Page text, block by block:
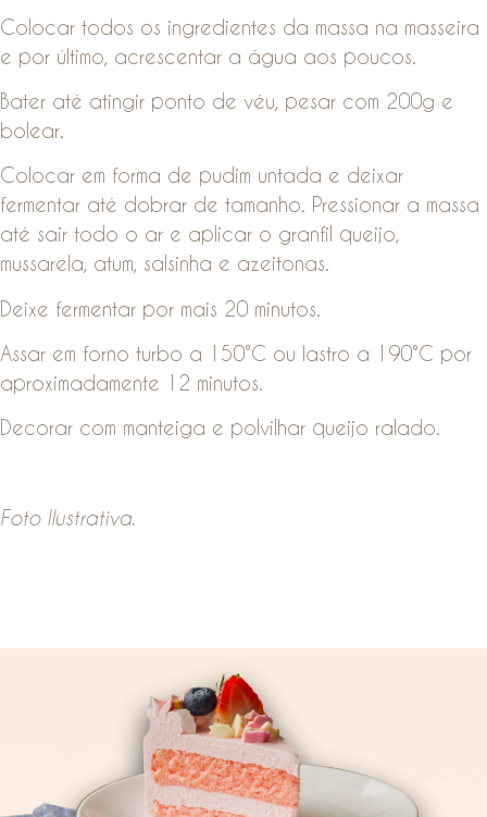
Colocar todos os ingredientes da massa na masseira
e por último, acrescentar a água aos poucos.
Bater até atingir ponto de véu, pesar com 200g e
bolear.
Colocar em forma de pudim untada e deixar
fermentar até dobrar de tamanho. Pressionar a massa
até sair todo o ar e aplicar o granfil queijo,
mussarela, atum, salsinha e azeitonas.
Deixe fermentar por mais 20 minutos.
Assar em forno turbo a 150°C ou lastro a 190°C por
aproximadamente 12 minutos.
Decorar com manteiga e polvilhar queijo ralado.
Foto Ilustrativa.